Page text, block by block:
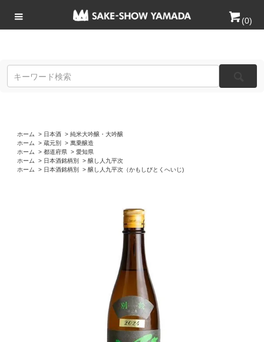
(0)
ホーム > 日本酒 > 純米大吟醸・大吟醸
ホーム
> 蔵元別 > 萬乗醸造
ホーム
> 都道府県 > 愛知県
ホーム
> 日本酒銘柄別 > 醸し人九平次
ホーム
> 日本酒銘柄別 > 醸し人九平次（かもしびとくへいじ)